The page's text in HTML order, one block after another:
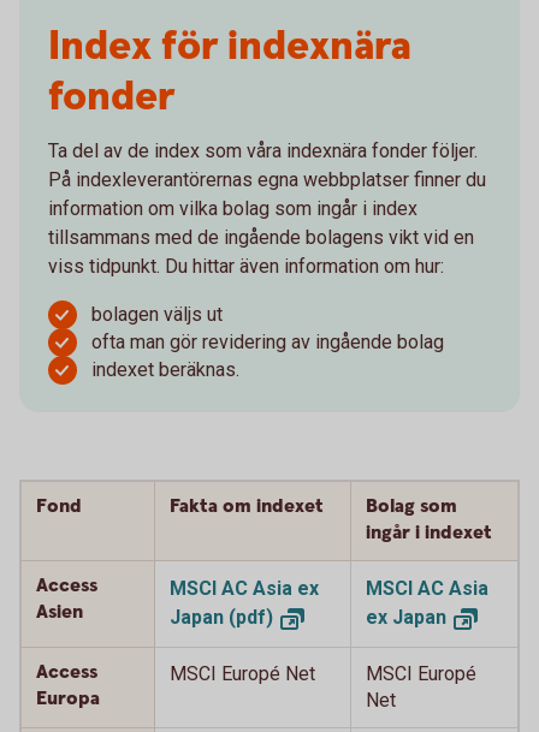
Index för indexnära
fonder
Ta del av de index som våra indexnära fonder följer.
På indexleverantörernas egna webbplatser finner du
information om vilka bolag som ingår i index
tillsammans med de ingående bolagens vikt vid en
viss tidpunkt. Du hittar även information om hur:
bolagen väljs ut
ofta man gör revidering av ingående bolag
indexet beräknas.
Fond Fakta om indexet
Bolag som
ingår i indexet
Access
Asien
MSCI AC Asia ex
Japan (pdf)
MSCI AC Asia
ex Japan
Access
Europa
MSCI Europé Net
MSCI Europé
Net